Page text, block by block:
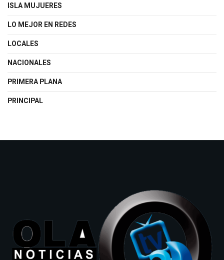
ISLA MUJUERES
LO MEJOR EN REDES
LOCALES
NACIONALES
PRIMERA PLANA
PRINCIPAL